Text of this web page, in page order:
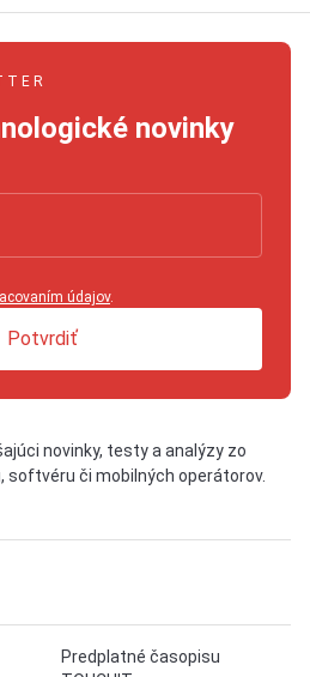
novinky
údajov.
Potvrdiť
novinky, testy a analýzy zo
softvéru či mobilných operátorov.
Predplatné časopisu